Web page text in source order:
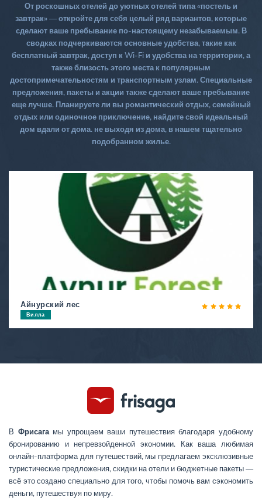
От роскошных отелей до уютных отелей типа «постель и
завтрак» — откройте для себя целый ряд вариантов, которые
сделают ваше пребывание по-настоящему незабываемым. В
сводках подчеркиваются основные удобства, такие как
бесплатный завтрак, доступ к Wi-Fi и удобства на территории, а
также близость этого места к популярным
достопримечательностям и транспортным узлам. Специальные
предложения, пакеты и акции также сделают ваше пребывание
еще лучше. Планируете ли вы романтический отдых, семейный
отдых или одиночное приключение, найдите свой идеальный
дом вдали от дома. не выходя из дома, в нашем тщательно
подобранном жилье.
Айнурский лес
Вилла
В Фрисагамы упрощаем ваши путешествия благодаря удобному
бронированию и непревзойденной экономии. Как ваша любимая
онлайн-платформа для путешествий, мы предлагаем эксклюзивные
туристические предложения, скидки на отели и бюджетные пакеты —
всё это создано специально для того, чтобы помочь вам сэкономить
деньги, путешествуя по миру.